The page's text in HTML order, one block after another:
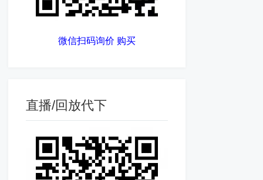
微信扫码询价 购买
直播/回放代下